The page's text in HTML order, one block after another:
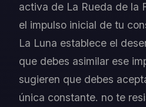
activa de La Rueda de la
el impulso inicial de tu
La Luna establece el
que debes asimilar ese
sugieren que debes
única constante. no te